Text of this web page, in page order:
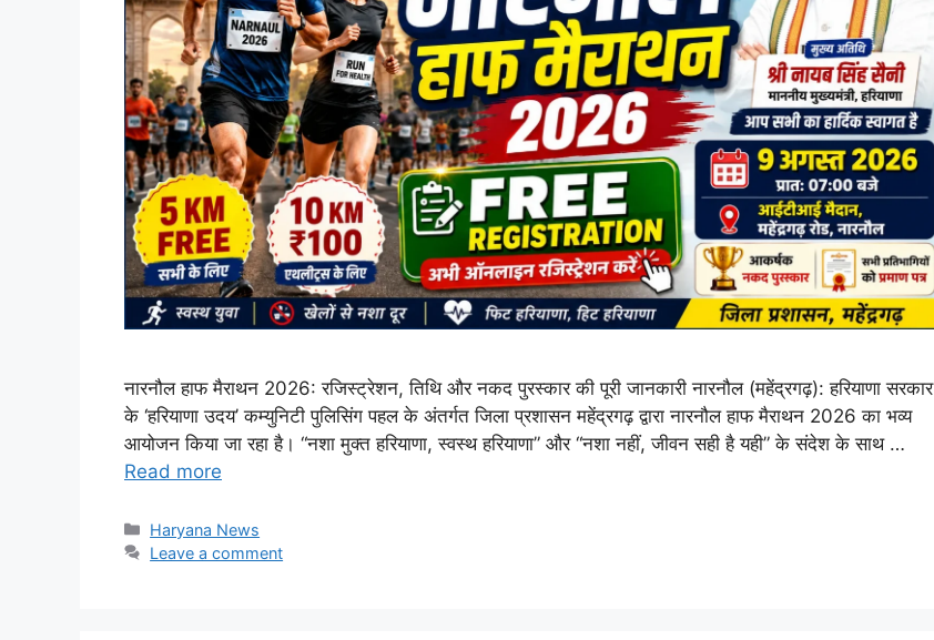
नारनौल हाफ मैराथन 2026: रजिस्ट्रेशन, तिथि और नकद पुरस्कार की पूरी जानकारी नारनौल (महेंद्रगढ़): हरियाणा सरकार
के ‘हरियाणा उदय’ कम्युनिटी पुलिसिंग पहल के अंतर्गत जिला प्रशासन महेंद्रगढ़ द्वारा नारनौल हाफ मैराथन 2026 का भव्य
आयोजन किया जा रहा है। “नशा मुक्त हरियाणा, स्वस्थ हरियाणा” और “नशा नहीं, जीवन सही है यही” के संदेश के साथ …
Read more
Categories
Haryana News
Leave a comment